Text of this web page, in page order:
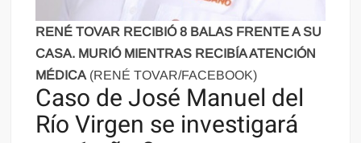
RENÉ TOVAR RECIBIÓ 8 BALAS FRENTE A SU
CASA. MURIÓ MIENTRAS RECIBÍA ATENCIÓN
MÉDICA (RENÉ TOVAR/FACEBOOK)
Caso de José Manuel del
Río Virgen se investigará